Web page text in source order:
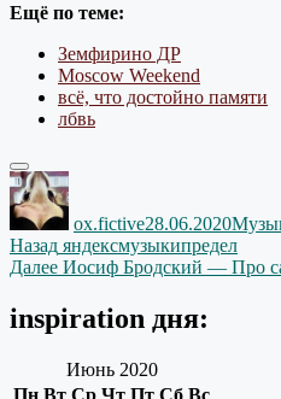
Ещё по теме:
Земфирино ДР
Moscow Weekend
всё, что достойно памяти
лбвь
Автор
ox.fictive28.06.2020
Навигация
по
записям
Назад Предыдущая
запись:
яндексмузыкипредел
Далее Следующая
Иосиф Бродский — Про
inspiration дня:
Июнь 2020
Пн Вт Ср Чт Пт Сб Вс